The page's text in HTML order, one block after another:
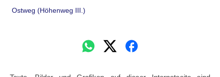
Ostweg (Höhenweg III.)